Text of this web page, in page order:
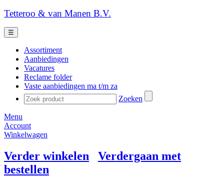
Tetteroo & van Manen B.V.
☰
Assortiment
Aanbiedingen
Vacatures
Reclame folder
Vaste aanbiedingen ma t/m za
Zoeken
Menu
Account
Winkelwagen
Verder winkelen
Verdergaan met
bestellen